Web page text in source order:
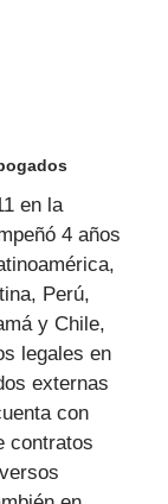
en la
4 años
Perú,
y Chile,
legales en
externas
con
contratos